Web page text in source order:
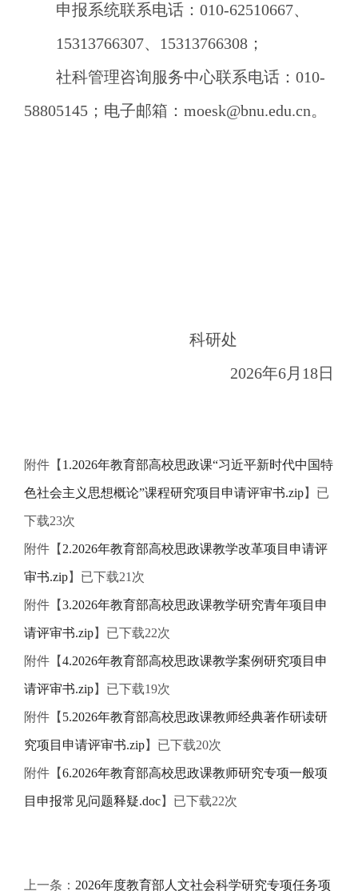
申报系统联系电话：010-62510667、
15313766307、15313766308；
社科管理咨询服务中心联系电话：010-
58805145；电子邮箱：moesk@bnu.edu.cn。
科研处
2026年6月 18日
附件【 1.2026年教育部高校思政课“习近平新时代中国特
色社会主义思想概论”课程研究项目申请评审书.zip】已
下载23次
附件【 2.2026年教育部高校思政课教学改革项目申请评
审书.zip】已下载21 次
附件【3.2026年教育部高校思政课教学研究青年项目申
请评审书.zip】已下载22次
附件【4.2026年教育部高校思政课教学案例研究项目申
请评审书.zip】已下载19次
附件【 5.2026年教育部高校思政课教师经典著作研读研
究项目申请评审书.zip】已下载20次
附件【6.2026年教育部高校思政课教师研究专项一般项
目申报常见问题释疑.doc】已下载22次
上一条： 2026年度教育部人文社会科学研究专项任务项